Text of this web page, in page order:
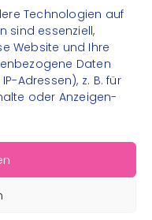
Technologien auf
sind essenziell,
Website und Ihre
Daten
Adressen), z. B. für
oder Anzeigen-
gGmbH - Alle